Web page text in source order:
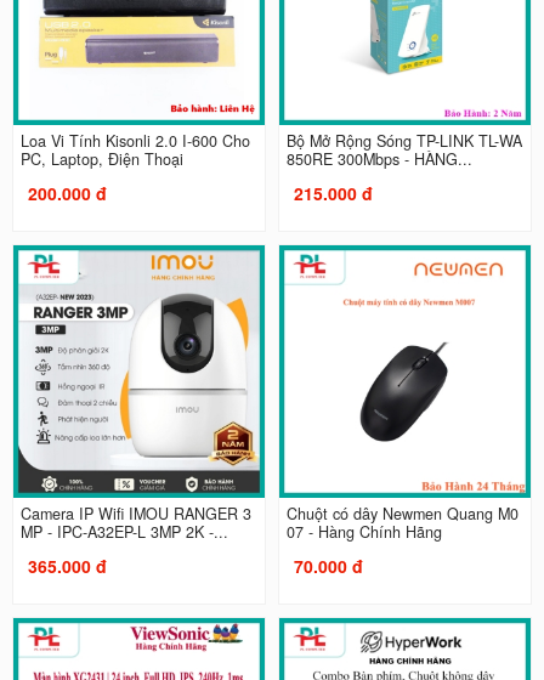
Loa Vi Tính Kisonli 2.0 I-600 Cho
PC, Laptop, Điện Thoại
200.000 đ
Bộ Mở Rộng Sóng TP-LINK TL-WA
850RE 300Mbps - HÀNG...
215.000 đ
Camera IP Wifi IMOU RANGER 3
MP - IPC-A32EP-L 3MP 2K -...
365.000 đ
Chuột có dây Newmen Quang M0
07 - Hàng Chính Hãng
70.000 đ